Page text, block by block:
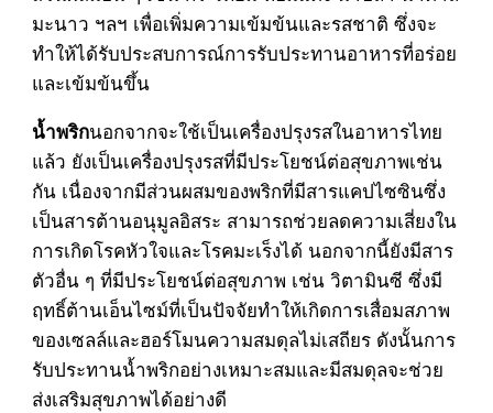
มะนาว ฯลฯ เพื่อเพิ่มความเข้มข้นและรสชาติ ซึ่งจะ
ทำให้ได้รับประสบการณ์การรับประทานอาหารที่อร่อย
และเข้มข้นขึ้น
น้ำพริกนอกจากจะใช้เป็นเครื่องปรุงรสในอาหารไทย
แล้ว ยังเป็นเครื่องปรุงรสที่มีประโยชน์ต่อสุขภาพเช่น
กัน เนื่องจากมีส่วนผสมของพริกที่มีสารแคปไซซินซึ่ง
เป็นสารต้านอนุมูลอิสระ สามารถช่วยลดความเสี่ยงใน
การเกิดโรคหัวใจและโรคมะเร็งได้ นอกจากนี้ยังมีสาร
ตัวอื่น ๆ ที่มีประโยชน์ต่อสุขภาพ เช่น วิตามินซี ซึ่งมี
ฤทธิ์ต้านเอ็นไซม์ที่เป็นปัจจัยทำให้เกิดการเสื่อมสภาพ
ของเซลล์และฮอร์โมนความสมดุลไม่เสถียร ดังนั้นการ
รับประทานน้ำพริกอย่างเหมาะสมและมีสมดุลจะช่วย
ส่งเสริมสุขภาพได้อย่างดี